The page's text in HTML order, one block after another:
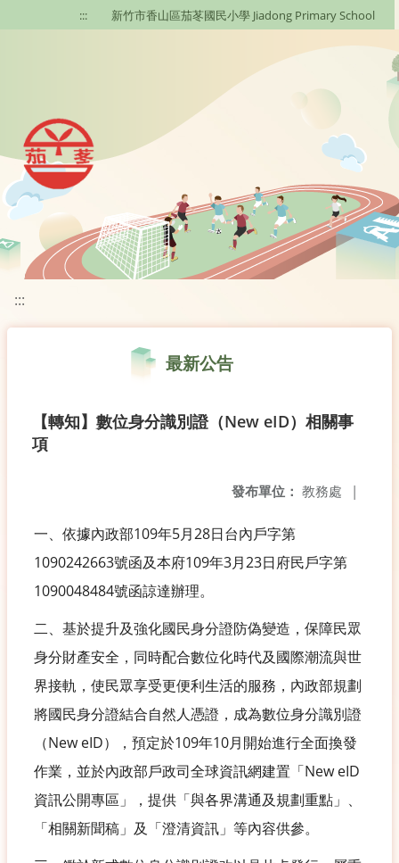
移至網頁之主要內容區位置
::: 新竹市香山區茄苳國民小學 Jiadong Primary School
:::
最新公告
【轉知】數位身分識別證（New eID）相關事
項
發布單位： 教務處 |
一、依據內政部109年5月28日台內戶字第
1090242663號函及本府109年3月23日府民戶字第
1090048484號函諒達辦理。
二、基於提升及強化國民身分證防偽變造，保障民眾
身分財產安全，同時配合數位化時代及國際潮流與世
界接軌，使民眾享受更便利生活的服務，內政部規劃
將國民身分證結合自然人憑證，成為數位身分識別證
（New eID），預定於109年10月開始進行全面換發
作業，並於內政部戶政司全球資訊網建置「New eID
資訊公開專區」，提供「與各界溝通及規劃重點」、
「相關新聞稿」及「澄清資訊」等內容供參。